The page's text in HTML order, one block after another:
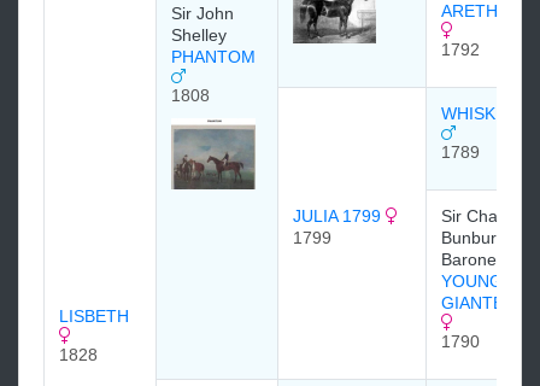
LISBETH
1828
Sir John
Shelley
PHANTOM
1808
ARETHUSA
1792
JULIA 1799
1799
WHISKEY
1789
Sir Charles
Bunbury, 6th
Baronet
YOUNG
GIANTESS
1790